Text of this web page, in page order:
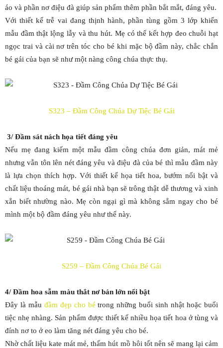
áo và phần nơ điệu đà giúp sản phẩm thêm phần bắt mắt, đáng yêu.
Với thiết kế trễ vai đang thịnh hành, phần tùng gồm 3 lớp khiến
mẫu đầm thật lộng lẫy và thu hút. Mẹ có thể kết hợp đeo chuỗi hạt
ngọc trai và cài nơ trên tóc cho bé khi mặc bộ đầm này, chắc chắn
bé gái của bạn sẽ như một nàng công chúa thực thụ.
S323 – Đầm Công Chúa Dự Tiệc Bé Gái
3/ Đầm sát nách họa tiết đáng yêu
Nếu mẹ đang kiếm một mẫu đầm công chúa đơn giản, mát mẻ
nhưng vẫn tôn lên nét đáng yêu và điệu đà của bé thì mẫu đầm này
là lựa chọn thích hợp. Với thiết kế họa tiết hoa, bướm nổi bật và
chất liệu thoáng mát, bé gái nhà bạn sẽ trông thật dễ thương và xinh
xắn biết nhường nào. Mẹ còn ngại gì mà không sắm ngay cho bé
mình một bộ đầm đáng yêu như thế này.
S259 – Đầm Công Chúa Bé Gái
4/ Đầm hoa sẫm màu thắt nơ bản lớn nổi bật
Đây là mẫu đầm đẹp cho bé trong những buổi sinh nhật hoặc buổi
tiệc nhẹ nhàng. Sản phẩm được thiết kế nhiều họa tiết hoa ở tùng và
đính nơ to ở eo làm tăng nét đáng yêu cho bé.
Nhờ chất liệu kate mát mẻ, thấm hút mồ hôi tốt nên sẽ mang lại cảm